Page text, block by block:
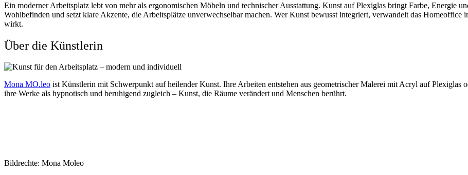
Ein moderner Arbeitsplatz lebt von mehr als ergonomischen Möbeln und technischer Ausstattung. Kunst auf Plexiglas bringt Farbe, Energie
Wohlbefinden und setzt klare Akzente, die Arbeitsplätze unverwechselbar machen. Wer Kunst bewusst integriert, verwandelt das
wirkt.
Über die Künstlerin
Mona MO.leo ist Künstlerin mit Schwerpunkt auf heilender Kunst. Ihre Arbeiten entstehen aus geometrischer Malerei mit Acryl auf Plexiglas
ihre Werke als hypnotisch und beruhigend zugleich – Kunst, die Räume verändert und Menschen berührt.
Bildrechte: Mona Moleo